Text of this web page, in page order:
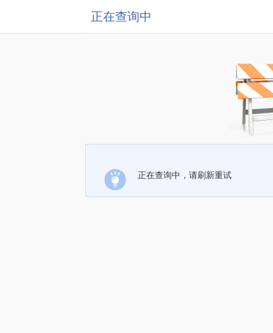
正在查询中
正在查询中，请刷新重试